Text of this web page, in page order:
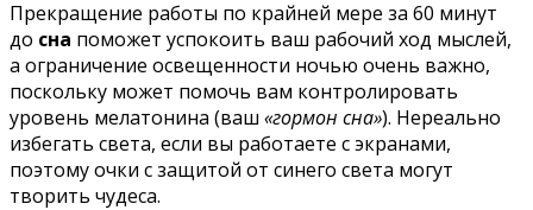
Прекращение работы по крайней мере за 60 минут
до сна поможет успокоить ваш рабочий ход мыслей,
а ограничение освещенности ночью очень важно,
поскольку может помочь вам контролировать
уровень мелатонина (ваш «гормон сна»). Нереально
избегать света, если вы работаете с экранами,
поэтому очки с защитой от синего света могут
творить чудеса.